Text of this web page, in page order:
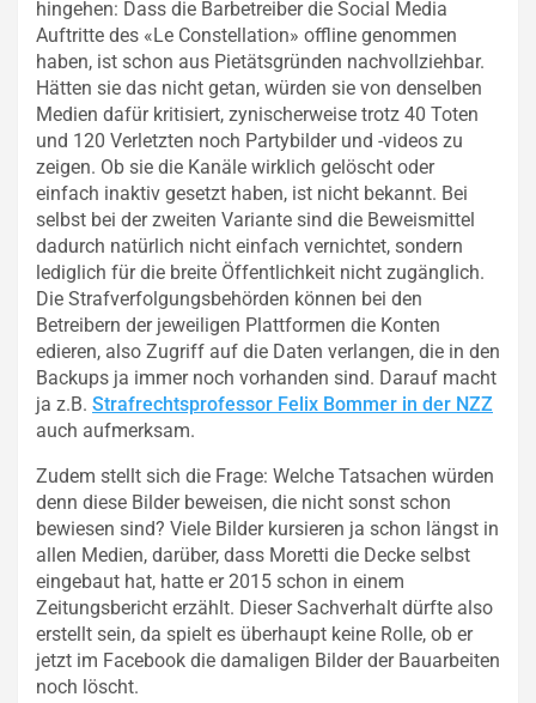
hingehen: Dass die Barbetreiber die Social Media
Auftritte des «Le Constellation» offline genommen
haben, ist schon aus Pietätsgründen nachvollziehbar.
Hätten sie das nicht getan, würden sie von denselben
Medien dafür kritisiert, zynischerweise trotz 40 Toten
und 120 Verletzten noch Partybilder und -videos zu
zeigen. Ob sie die Kanäle wirklich gelöscht oder
einfach inaktiv gesetzt haben, ist nicht bekannt. Bei
selbst bei der zweiten Variante sind die Beweismittel
dadurch natürlich nicht einfach vernichtet, sondern
lediglich für die breite Öffentlichkeit nicht zugänglich.
Die Strafverfolgungsbehörden können bei den
Betreibern der jeweiligen Plattformen die Konten
edieren, also Zugriff auf die Daten verlangen, die in den
Backups ja immer noch vorhanden sind. Darauf macht
ja z.B. Strafrechtsprofessor Felix Bommer in der NZZ
auch aufmerksam.
Zudem stellt sich die Frage: Welche Tatsachen würden
denn diese Bilder beweisen, die nicht sonst schon
bewiesen sind? Viele Bilder kursieren ja schon längst in
allen Medien, darüber, dass Moretti die Decke selbst
eingebaut hat, hatte er 2015 schon in einem
Zeitungsbericht erzählt. Dieser Sachverhalt dürfte also
erstellt sein, da spielt es überhaupt keine Rolle, ob er
jetzt im Facebook die damaligen Bilder der Bauarbeiten
noch löscht.